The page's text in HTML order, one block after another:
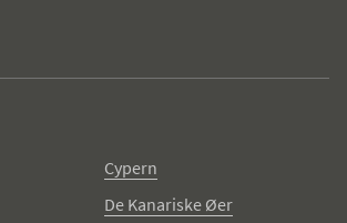
Cypern
De Kanariske Øer